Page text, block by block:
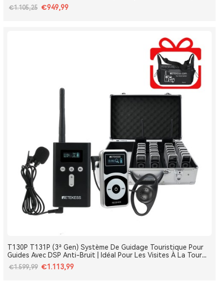
Louvre et les Monuments de France
€1.105,25 €949,99
T130P T131P (3ª Gen) Système De Guidage Touristique Pour
Guides Avec DSP Anti-Bruit | Idéal Pour Les Visites À La Tour
Eiffel, Le Louvre, Versailles Et Les Monuments De France
€1.599,99 €1.113,99